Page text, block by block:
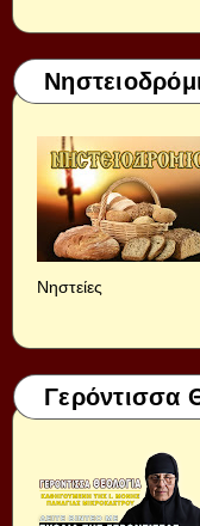
Νηστείες
Γερόντισσα